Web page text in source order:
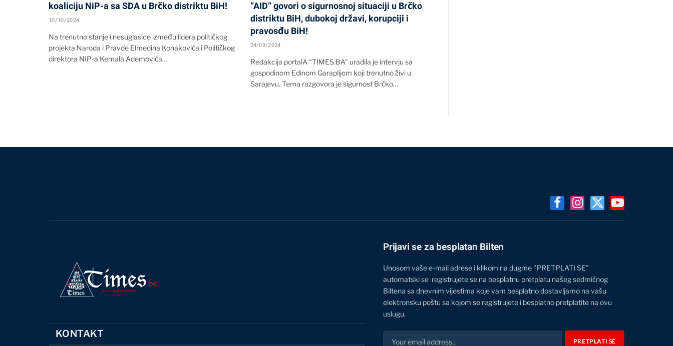
koaliciju NiP-a sa SDA u Brčko distriktu BiH!
10/10/2024
Na trenutno stanje i nesuglasice između lidera političkog
projekta Naroda i Pravde Elmedina Konakovića i Političkog
direktora NIP-a Kemala Ademovića…
“AID” govori o sigurnosnoj situaciji u Brčko
distriktu BiH, dubokoj državi, korupciji i
pravosđu BiH!
24/09/2024
Redakcija portalA “TIMES.BA” uradila je intervju sa
gospodinom Edinom Garaplijom koji trenutno živi u
Sarajevu. Tema razgovora je sigurnost Brčko…
FacebookInstagram
X
(Twitter)
YouTube
KONTAKT
Prijavi se za besplatan Bilten
Unosom vaše e-mail adrese i klikom na dugme "PRETPLATI SE"
automatski se registrujete se na besplatnu pretplatu našeg sedmičnog
Biltena sa dnevnim vijestima koje vam besplatno dostavljamo na vašu
elektronsku poštu sa kojom se registrujete i besplatno pretplatite na ovu
uslugu.